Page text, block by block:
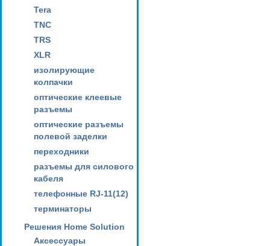
Tera
TNC
TRS
XLR
изолирующие
колпачки
оптические клеевые
разъемы
оптические разъемы
полевой заделки
переходники
разъемы для силового
кабеля
телефонные RJ-11(12)
терминаторы
Решения Home Solution
Аксессуары